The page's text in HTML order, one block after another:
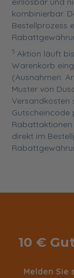
kombinierbar.
Bestellprozess
5 Aktion läuft
Warenkorb
(Ausnahmen:
Muster von
Versandkosten
Gutscheincode
Rabattaktionen
direkt im
10 €
Melden Sie